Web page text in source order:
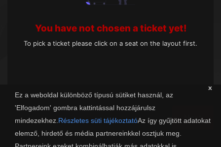
x
Ez a weboldal különböző típusú sütiket használ, az
'Elfogadom' gombra kattintással hozzájárulsz
mindezekhez. Részletes süti tájékoztatóAz így gyűjtött adatokat
elemző, hirdető és média partnereinkkel osztjuk meg.
You have not chosen a ticket yet!
To pick a ticket please click on a seat on the layout first.
Next